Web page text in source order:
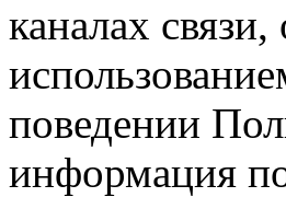
каналах
поведении
информация